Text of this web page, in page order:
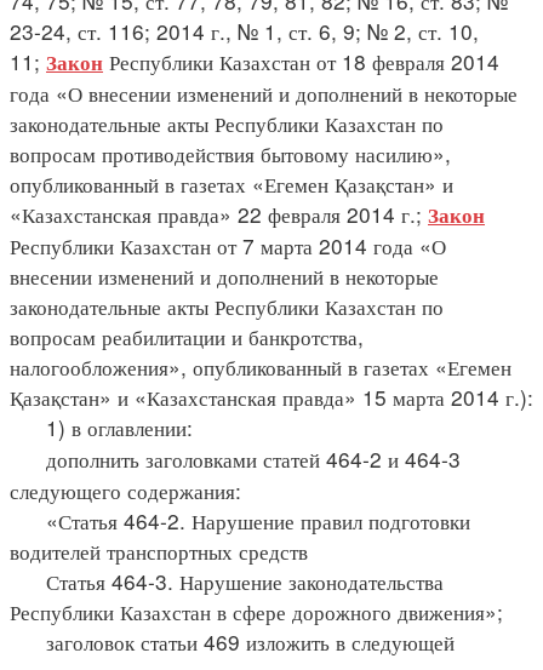
23-24, ст. 116; 2014 г., № 1, ст. 6, 9; № 2, ст. 10,
11; Закон Республики Казахстан от 18 февраля 2014
года «О внесении изменений и дополнений в некоторые
законодательные акты Республики Казахстан по
вопросам противодействия бытовому насилию»,
опубликованный в газетах «Егемен Қазақстан» и
«Казахстанская правда» 22 февраля 2014 г.; Закон
Республики Казахстан от 7 марта 2014 года «О
внесении изменений и дополнений в некоторые
законодательные акты Республики Казахстан по
вопросам реабилитации и банкротства,
налогообложения», опубликованный в газетах «Егемен
Қазақстан» и «Казахстанская правда» 15 марта 2014 г.):
1) в оглавлении:
дополнить заголовками статей 464-2 и 464-3
следующего содержания:
«Статья 464-2. Нарушение правил подготовки
водителей транспортных средств
Статья 464-3. Нарушение законодательства
Республики Казахстан в сфере дорожного движения»;
заголовок статьи 469 изложить в следующей